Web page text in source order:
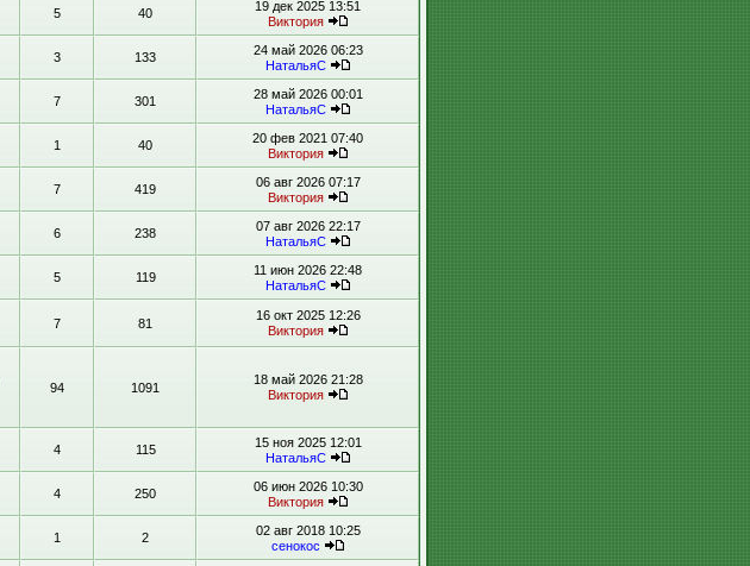
5 40
19 дек 2025 13:51
Виктория
3 133
24 май 2026 06:23
НатальяС
7 301
28 май 2026 00:01
НатальяС
1 40
20 фев 2021 07:40
Виктория
7 419
06 авг 2026 07:17
Виктория
6 238
07 авг 2026 22:17
НатальяС
5 119
11 июн 2026 22:48
НатальяС
7 81
16 окт 2025 12:26
Виктория
94 1091
18 май 2026 21:28
Виктория
4 115
15 ноя 2025 12:01
НатальяС
4 250
06 июн 2026 10:30
Виктория
1 2
02 авг 2018 10:25
сенокос